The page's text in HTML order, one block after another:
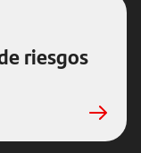
riesgos